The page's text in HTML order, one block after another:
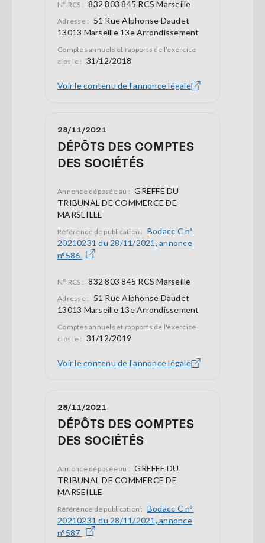
N° RCS : 832 803 845 RCS Marseille
Adresse :
51 Rue Alphonse Daudet
13013 Marseille 13e Arrondissement
Comptes annuels et rapports de l'exercice
clos le : 31/12/2018
Voir le contenu de l'annonce légale
28/11/2021
DÉPÔTS DES COMPTES
DES SOCIÉTÉS
Annonce déposée au : GREFFE DU
TRIBUNAL DE COMMERCE DE
MARSEILLE
Référence de publication : Bodacc C n°
20210231 du 28/11/2021, annonce
n°586
N° RCS : 832 803 845 RCS Marseille
Adresse :
51 Rue Alphonse Daudet
13013 Marseille 13e Arrondissement
Comptes annuels et rapports de l'exercice
clos le : 31/12/2019
Voir le contenu de l'annonce légale
28/11/2021
DÉPÔTS DES COMPTES
DES SOCIÉTÉS
Annonce déposée au : GREFFE DU
TRIBUNAL DE COMMERCE DE
MARSEILLE
Référence de publication : Bodacc C n°
20210231 du 28/11/2021, annonce
n°587